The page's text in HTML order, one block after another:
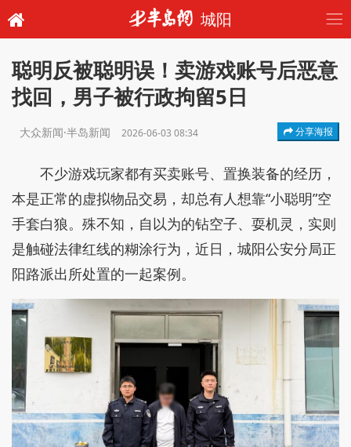
城阳
聪明反被聪明误！卖游戏账号后恶意
找回，男子被行政拘留5日
大众新闻·半岛新闻 2026-06-03 08:34 分享海报
不少游戏玩家都有买卖账号、置换装备的经历，
本是正常的虚拟物品交易，却总有人想靠“小聪明”空
手套白狼。殊不知，自以为的钻空子、耍机灵，实则
是触碰法律红线的糊涂行为，近日，城阳公安分局正
阳路派出所处置的一起案例。